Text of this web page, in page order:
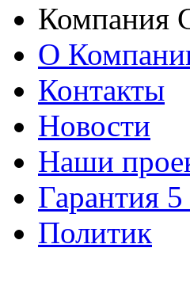
Компания
О
Контакты
Новости
Наши
Гарантия 5
Политик